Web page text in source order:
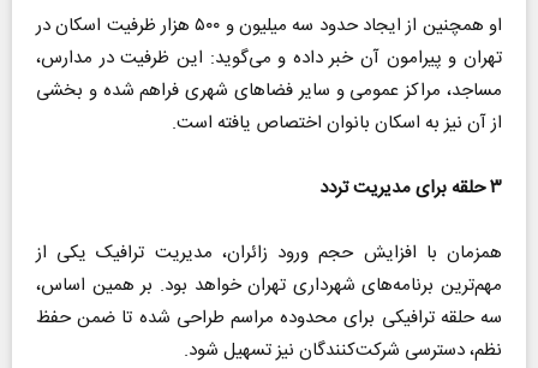
او همچنین از ایجاد حدود سه میلیون و ۵۰۰ هزار ظرفیت اسکان در
تهران و پیرامون آن خبر داده و می‌گوید: این ظرفیت در مدارس،
مساجد، مراکز عمومی و سایر فضا‌های شهری فراهم شده و بخشی
از آن نیز به اسکان بانوان اختصاص یافته است.
۳ حلقه برای مدیریت تردد
همزمان با افزایش حجم ورود زائران، مدیریت ترافیک یکی از
مهم‌ترین برنامه‌های شهرداری تهران خواهد بود. بر همین اساس،
سه حلقه ترافیکی برای محدوده مراسم طراحی شده تا ضمن حفظ
نظم، دسترسی شرکت‌کنندگان نیز تسهیل شود.